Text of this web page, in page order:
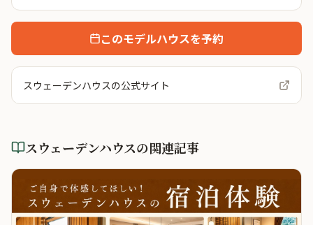
このモデルハウスを予約
スウェーデンハウスの公式サイト
スウェーデンハウスの関連記事